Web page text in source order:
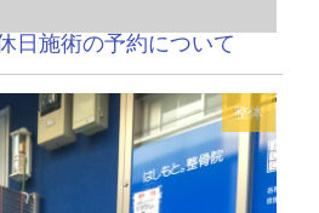
施術の予約について
整体